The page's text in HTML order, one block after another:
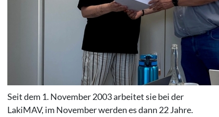
Seit dem 1. November 2003 arbeitet sie bei der
LakiMAV, im November werden es dann 22 Jahre.